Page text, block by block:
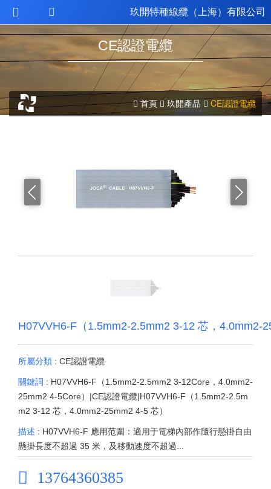
玖開特種線纜（上海）有限公司
CE認證電纜
首頁  玖開產品  CE認證電纜
H07VVH6-F（1.5mm2-2.5mm2 3-12 芯，4.0mm2-
所屬分類 : CE認證電纜
關鍵詞 : H07VVH6-F（1.5mm2-2.5mm2 3-12Core，4.0mm2-
25mm2 4-5Core）|CE認證電纜|H07VVH6-F（1.5mm2-2.5m
m2 3-12 芯，4.0mm2-25mm2 4-5 芯）
描述 : H07VVH6-F 應用范圍：適用于電梯內部作隨行懸掛自由
懸掛長度不超過 35 米，及移動速度不超過...
13764360385